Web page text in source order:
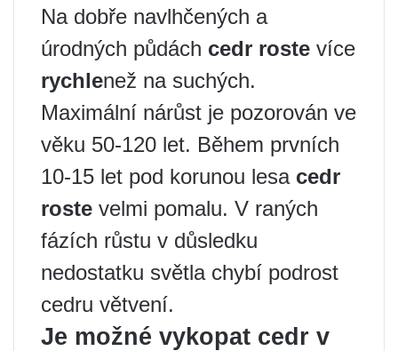
Na dobře navlhčených a
úrodných půdách cedr roste více
rychlenež na suchých.
Maximální nárůst je pozorován ve
věku 50-120 let. Během prvních
10-15 let pod korunou lesa cedr
roste velmi pomalu. V raných
fázích růstu v důsledku
nedostatku světla chybí podrost
cedru větvení.
Je možné vykopat cedr v